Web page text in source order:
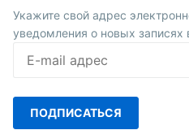
Укажите свой адрес
уведомления о новых записях
mail
ПОДПИСАТЬСЯ